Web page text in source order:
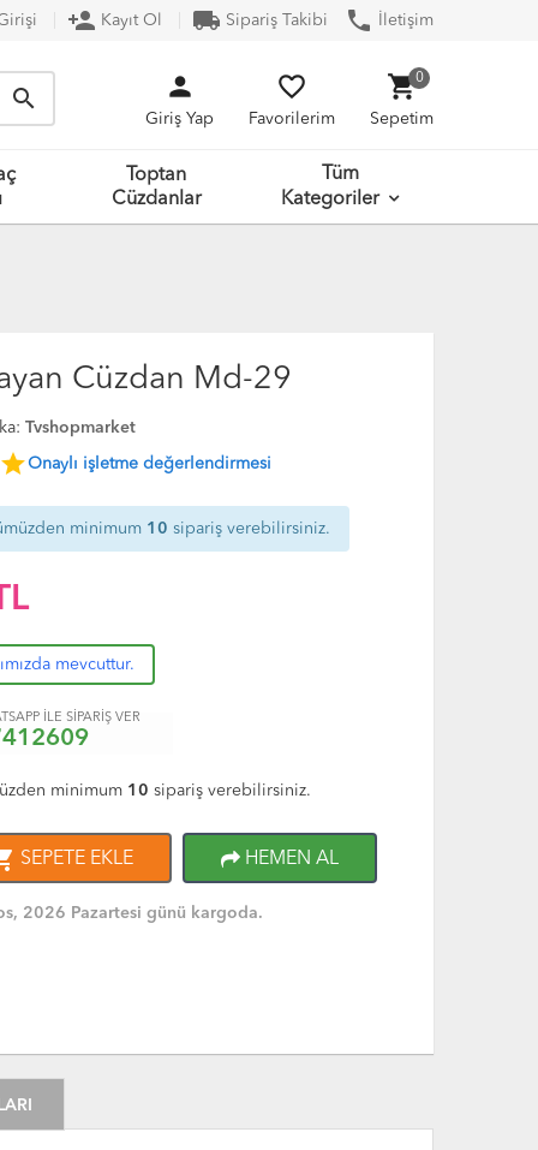
person_add Kayıt Ol local_shipping Sipariş Takibi phone İletişim
search person
Giriş Yap
favorite_border
Favorilerim
shopping_cart
Sepetim
0
Toptan
Cüzdanlar
Tüm
Kategoriler
Cüzdan Md-29
Tvshopmarket
starOnaylı işletme değerlendirmesi
minimum 10 sipariş verebilirsiniz.
mevcuttur.
İLE SİPARİŞ VER
minimum 10 sipariş verebilirsiniz.
SEPETE EKLE HEMEN AL
2026 Pazartesi günü kargoda.